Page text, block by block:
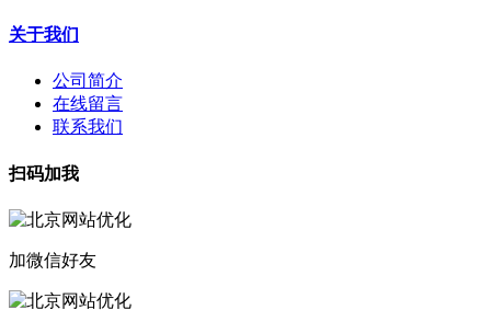
关于我们
公司简介
在线留言
联系我们
扫码加我
加微信好友